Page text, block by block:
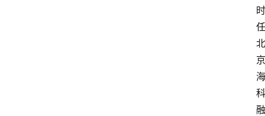
时
任
北
京
海
科
融